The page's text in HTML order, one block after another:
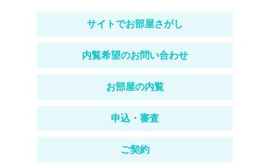
サイトでお部屋さがし
内覧希望のお問い合わせ
お部屋の内覧
申込・審査
ご契約